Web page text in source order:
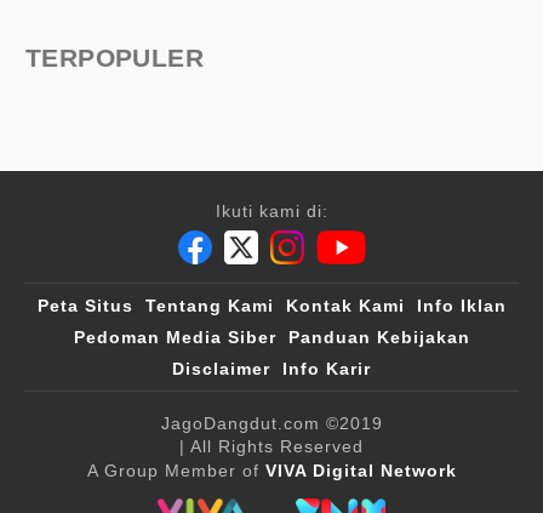
TERPOPULER
Ikuti kami di:
Peta Situs Tentang Kami Kontak Kami
Info Iklan
Pedoman Media Siber
Panduan Kebijakan
Disclaimer
Info Karir
JagoDangdut.com ©2019
| All Rights Reserved
A Group Member of VIVA Digital Network